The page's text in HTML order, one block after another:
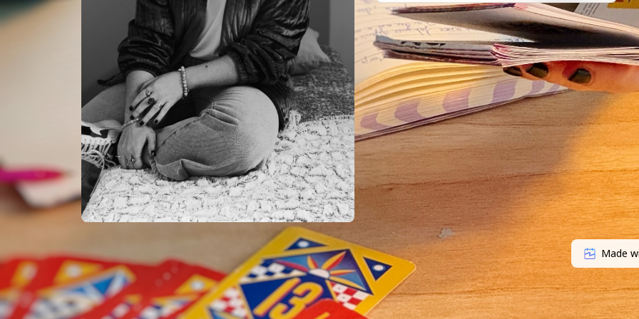
tu rêves. - Tu sens que tu as besoin d'une
régularité dans les RDV pour vraiment
avancer, pas après pas (qu'ils soient grands
ou petits, l'important c'est d'en faire !). - Tu
recherches un réel soutien sur le long terme,
une personne sur laquelle tu peux aussi bien
compter pour te déposer que pour être
reboosté(e) ! - Tu as déjà fait plusieurs
séances avec moi et tu souhaites une
séance de suivi (coaching, énergétique ou
prise de parole). - Tu souhaites bénéficier
d'un soin énergétique ou d'une session sur
une problématique spécifique en prise de
parole pour reprendre confiance. Comment
fonctionne le processus de coaching ? -
Définition de ton objectif à la première
séance. - Minimum de 3 séances pour te
permettre de sentir la puissance de la
régularité et de l'accompagnement dans le
temps. - Un coaching complet représentant
généralement entre 6 et 10 séances. - A tout
moment dans le processus, tu peux choisir
Made